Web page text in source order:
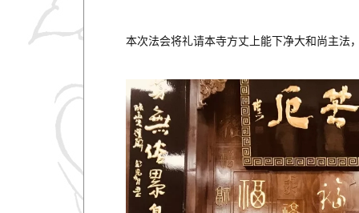
本次法会将礼请本寺方丈上能下净大和尚主法